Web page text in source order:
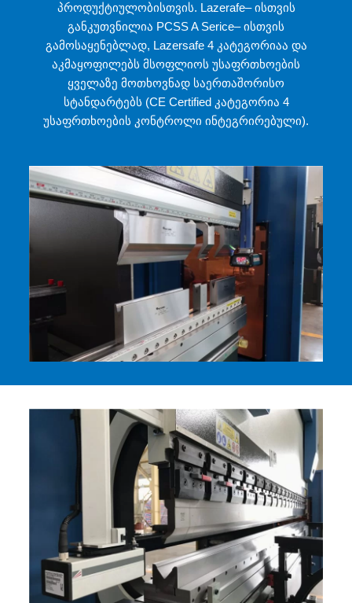
პროდუქტიულობისთვის. Lazerafe– ისთვის
განკუთვნილია PCSS A Serice– ისთვის
გამოსაყენებლად, Lazersafe 4 კატეგორიაა და
აკმაყოფილებს მსოფლიოს უსაფრთხოების
ყველაზე მოთხოვნად საერთაშორისო
სტანდარტებს (CE Certified კატეგორია 4
უსაფრთხოების კონტროლი ინტეგრირებული).